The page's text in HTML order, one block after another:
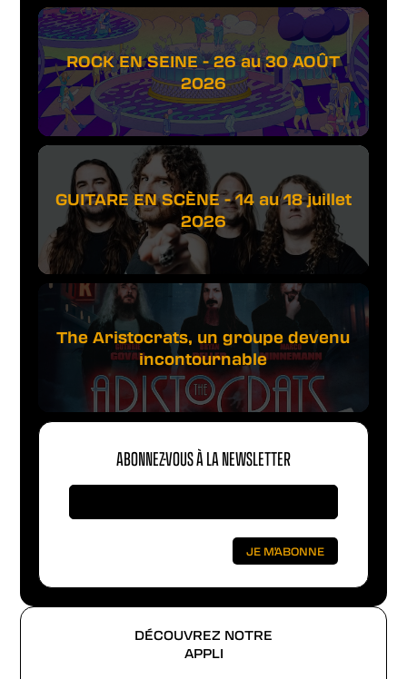
DÉCOUVREZ NOTRE
APPLI
ROCK EN SEINE - 26 au 30 AOÛT
2026
GUITARE EN SCÈNE - 14 au 18 juillet
2026
The Aristocrats, un groupe devenu
incontournable
ABONNEZ-VOUS À LA NEWSLETTER